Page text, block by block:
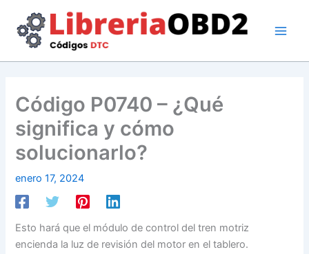
contenido
Código P0740 – ¿Qué
significa y cómo
solucionarlo?
enero 17, 2024
Esto hará que el módulo de control del tren motriz
encienda la luz de revisión del motor en el tablero.